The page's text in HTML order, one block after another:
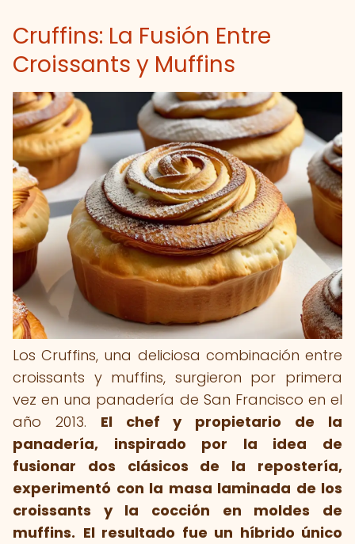
Cruffins: La Fusión Entre
Croissants y Muffins
Los Cruffins, una deliciosa combinación entre
croissants y muffins, surgieron por primera
vez en una panadería de San Francisco en el
año 2013. El chef y propietario de la
panadería, inspirado por la idea de
fusionar dos clásicos de la repostería,
experimentó con la masa laminada de los
croissants y la cocción en moldes de
muffins. El resultado fue un híbrido único